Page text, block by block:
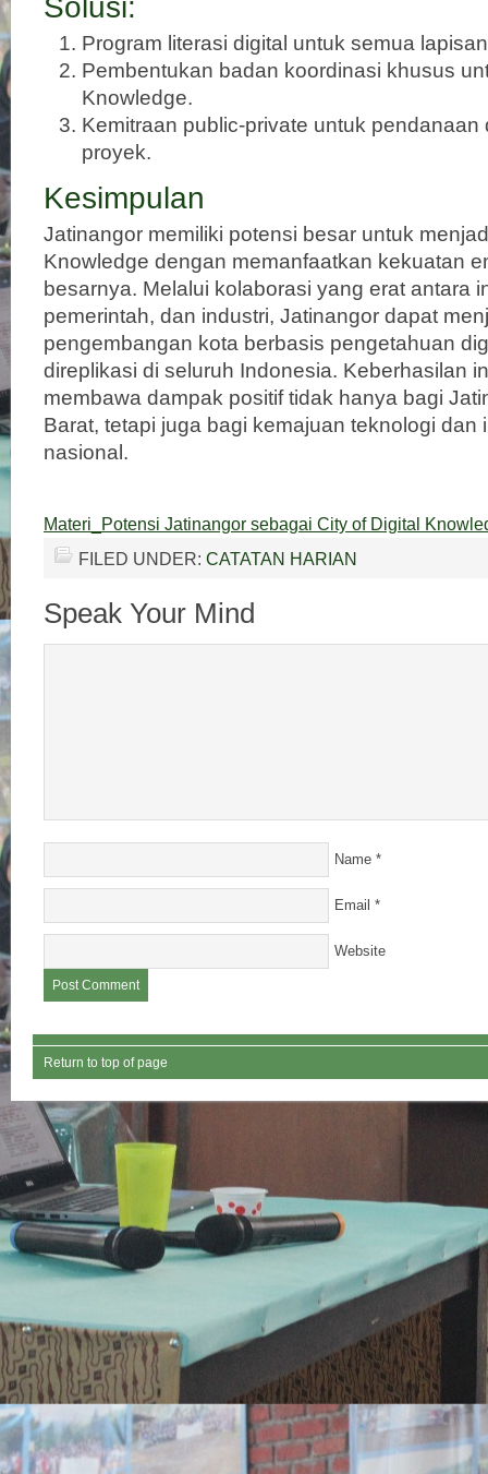
Program literasi digital untuk semua
Pembentukan badan koordinasi khusus
Knowledge.
Kemitraan public-private untuk pendanaan
proyek.
Kesimpulan
Jatinangor memiliki potensi besar untuk
Knowledge dengan memanfaatkan kekuatan
besarnya. Melalui kolaborasi yang erat antara
pemerintah, dan industri, Jatinangor dapat
pengembangan kota berbasis pengetahuan
direplikasi di seluruh Indonesia. Keberhasilan
membawa dampak positif tidak hanya bagi
Barat, tetapi juga bagi kemajuan teknologi dan
nasional.
Materi_Potensi Jatinangor sebagai City of Digital
FILED UNDER: CATATAN HARIAN
Speak Your Mind
Name *
Email *
Website
Return to top of page